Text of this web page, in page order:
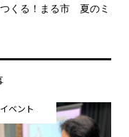
くる！まる市 夏のミ
イベント